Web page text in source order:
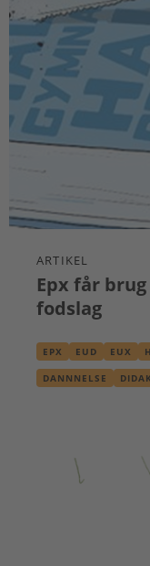
ARTIKEL
Epx får
fodslag
EPX EUD EUX
DANNNELSE